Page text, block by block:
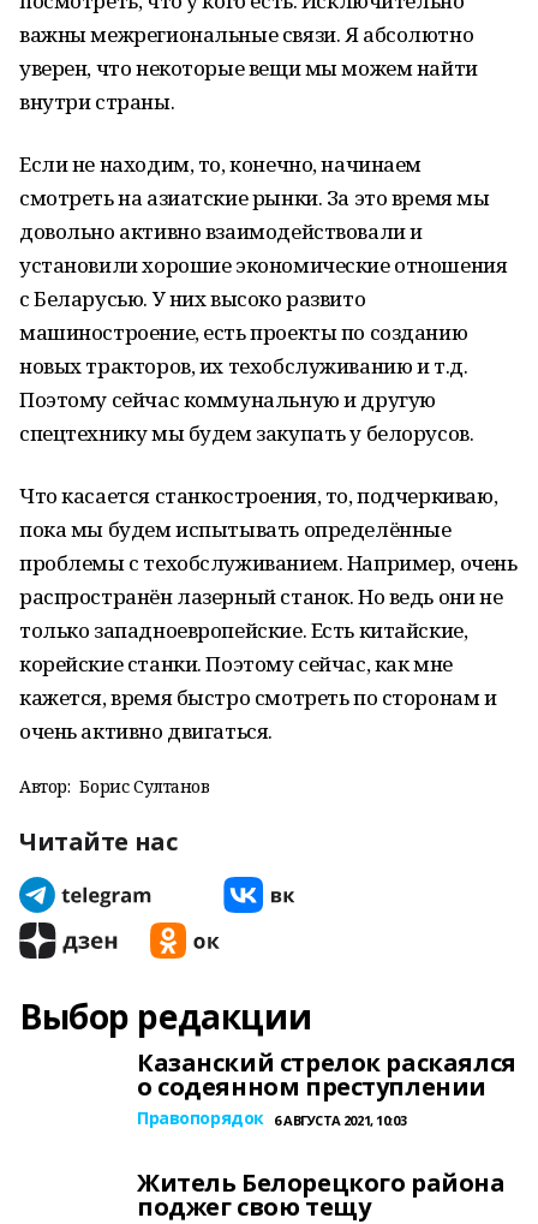
важны межрегиональные связи. Я абсолютно
уверен, что некоторые вещи мы можем найти
внутри страны.
Если не находим, то, конечно, начинаем
смотреть на азиатские рынки. За это время мы
довольно активно взаимодействовали и
установили хорошие экономические отношения
с Беларусью. У них высоко развито
машиностроение, есть проекты по созданию
новых тракторов, их техобслуживанию и т.д.
Поэтому сейчас коммунальную и другую
спецтехнику мы будем закупать у белорусов.
Что касается станкостроения, то, подчеркиваю,
пока мы будем испытывать определённые
проблемы с техобслуживанием. Например, очень
распространён лазерный станок. Но ведь они не
только западноевропейские. Есть китайские,
корейские станки. Поэтому сейчас, как мне
кажется, время быстро смотреть по сторонам и
очень активно двигаться.
Автор: Борис Султанов
Читайте нас
Выбор редакции
Казанский стрелок раскаялся
о содеянном преступлении
Правопорядок 6 АВГУСТА 2021, 10:03
Житель Белорецкого района
поджег свою тещу